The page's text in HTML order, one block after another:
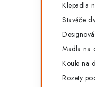
Klepadla
Stavěče
Madla na
Koule na
Rozety